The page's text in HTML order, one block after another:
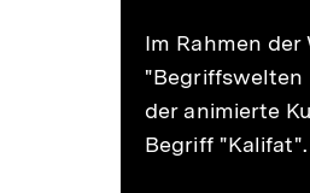
Im Rahmen der
der animierte
Begriff "Kalifat".